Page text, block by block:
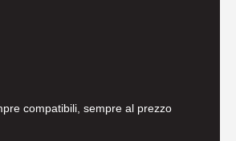
compatibili, sempre al prezzo